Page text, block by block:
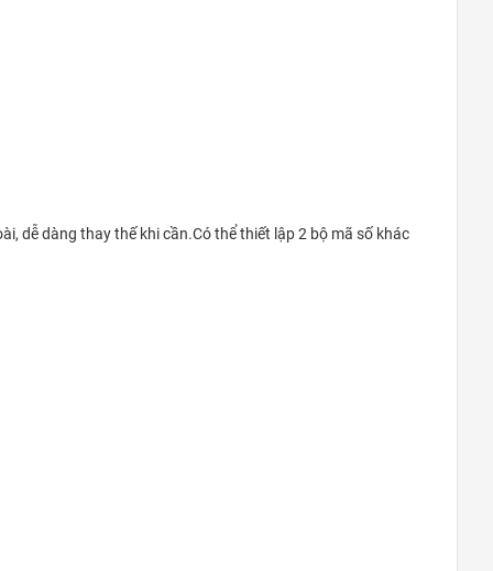
dễ dàng thay thế khi cần.Có thể thiết lập 2 bộ mã số khác